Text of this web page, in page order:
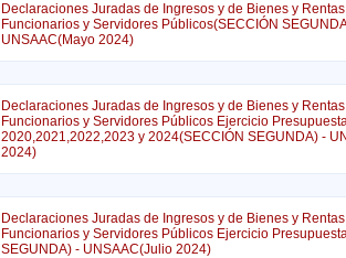
Declaraciones Juradas de Ingresos y de Bienes y
Funcionarios y Servidores Públicos(SECCIÓN
UNSAAC(Mayo 2024)
Declaraciones Juradas de Ingresos y de Bienes y
Funcionarios y Servidores Públicos Ejercicio
2020,2021,2022,2023 y 2024(SECCIÓN SEGUNDA) -
2024)
Declaraciones Juradas de Ingresos y de Bienes y
Funcionarios y Servidores Públicos Ejercicio
SEGUNDA) - UNSAAC(Julio 2024)